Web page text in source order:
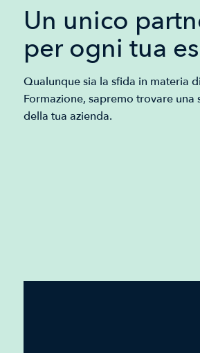
Un unico
per ogni tua
Qualunque sia la sfida in materia
Formazione, sapremo trovare
della tua azienda.